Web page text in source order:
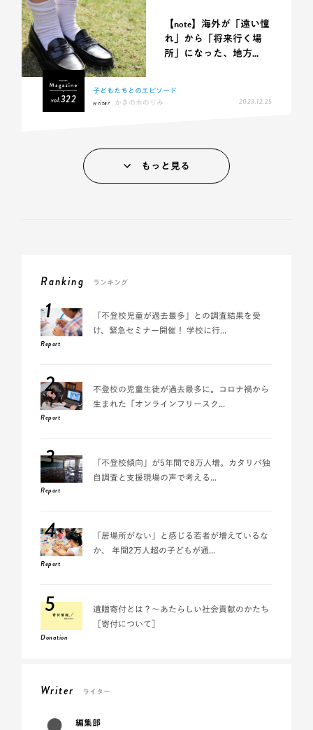
vol.322
【note】海外が「遠い憧
れ」から「将来行く場
所」になった、地方...
子どもたちとのエピソード
writer
かきの木のりみ 2023.12.25
もっと見る
Ranking ランキング
1
Report
「不登校児童が過去最多」との調査結果を受
け、緊急セミナー開催！ 学校に行...
2
Report
不登校の児童生徒が過去最多に。コロナ禍から
生まれた「オンラインフリースク...
3
Report
「不登校傾向」が5年間で8万人増。カタリバ独
自調査と支援現場の声で考える...
4
Report
「居場所がない」と感じる若者が増えているな
か、 年間2万人超の子どもが通...
5
Donation
遺贈寄付とは？～あたらしい社会貢献のかたち
［寄付について］
Writer ライター
編集部